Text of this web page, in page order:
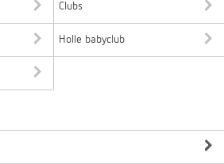
Clubs
Holle babyclub